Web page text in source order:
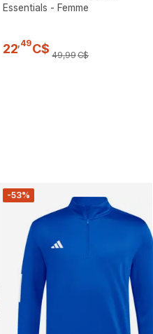
Essentials - Femme
22 49C$ 49,99C$
-53%